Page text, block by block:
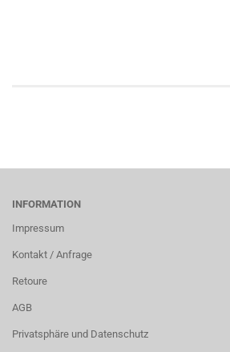
INFORMATION
Impressum
Kontakt / Anfrage
Retoure
AGB
Privatsphäre und Datenschutz